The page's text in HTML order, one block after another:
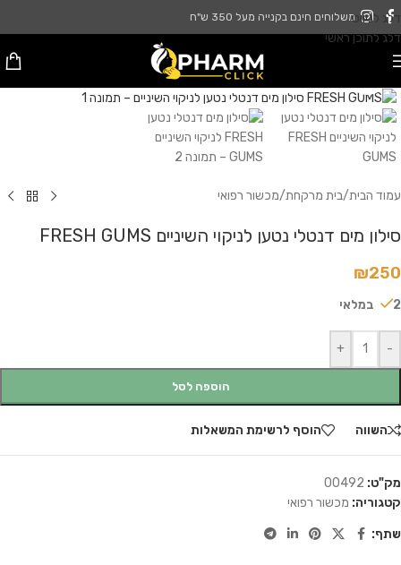
דלג לניווט
דלג לתוכן ראשי
משלוחים חינם בקנייה מעל 350 ש"ח
עמוד הבית/בית מרקחת/מכשור רפואי
סילון מים דנטלי נטען לניקוי השיניים FRESH GUMS
₪250
2 במלאי
-
+
הוספה לסל
השווה הוסף לרשימת המשאלות
מק"ט: 00492
קטגוריה: מכשור רפואי
שתף: